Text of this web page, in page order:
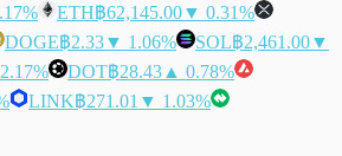
ETH฿62,145.00▼ 0.31%
DOGE฿2.33▼ 1.06% SOL฿2,461.00▼
DOT฿28.43 ▲ 0.78%
LINK฿271.01 ▼ 1.03%